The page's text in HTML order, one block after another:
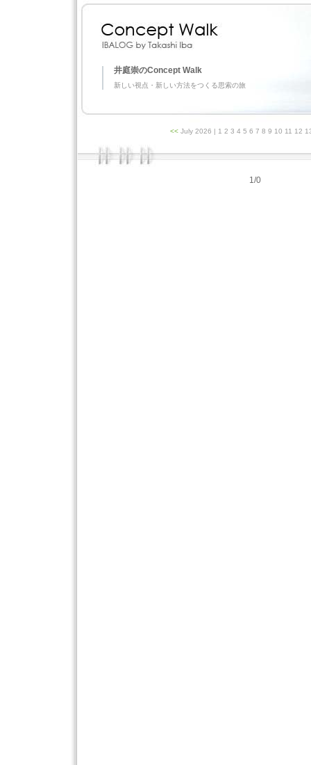
井庭崇のConcept Walk
新しい視点・新しい方法をつくる思索の旅
<< July 2026 | 1 2 3 4 5 6 7 8 9 10 11 12
1/0